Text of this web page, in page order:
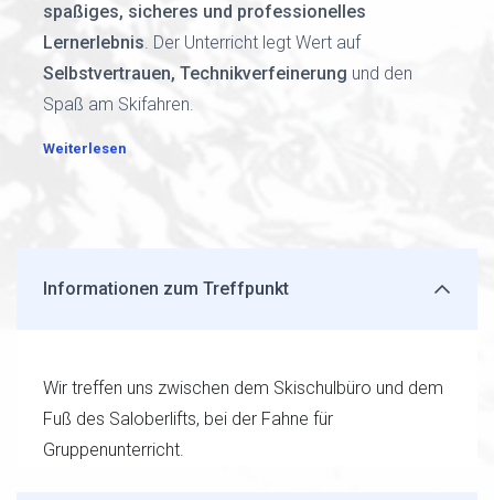
spaßiges, sicheres und professionelles
Lernerlebnis. Der Unterricht legt Wert auf
Selbstvertrauen, Technikverfeinerung und den
Spaß am Skifahren.
Weiterlesen
Informationen zum Treffpunkt
Wir treffen uns zwischen dem Skischulbüro und dem
Fuß des Saloberlifts, bei der Fahne für
Gruppenunterricht.